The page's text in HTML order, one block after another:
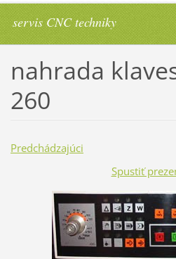
servis CNC techniky
nahrada
260
Predchádzajúci
Spustiť